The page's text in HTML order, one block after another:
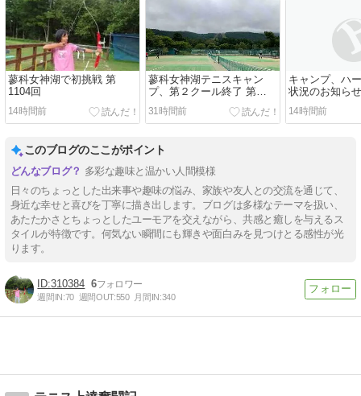
蓼科女神湖で初挑戦 第
1104回
14時間前
蓼科女神湖テニスキャン
プ、第２クール終了 第
1103回
31時間前
キャンプ、ハ
状況のお知らせ
14時間前
このブログのここがポイント
多彩な趣味と温かい人間模様
日々のちょっとした出来事や趣味の悩み、家族や友人との交流を通じて、
身近な幸せと喜びを丁寧に描き出します。ブログは多様なテーマを扱い、
あたたかさとちょっとしたユーモアを交えながら、共感と癒しを与えるス
タイルが特徴です。何気ない瞬間にも輝きや面白みを見つけとる感性が光
ります。
310384 6
週間IN:70 週間OUT:550 月間IN:340